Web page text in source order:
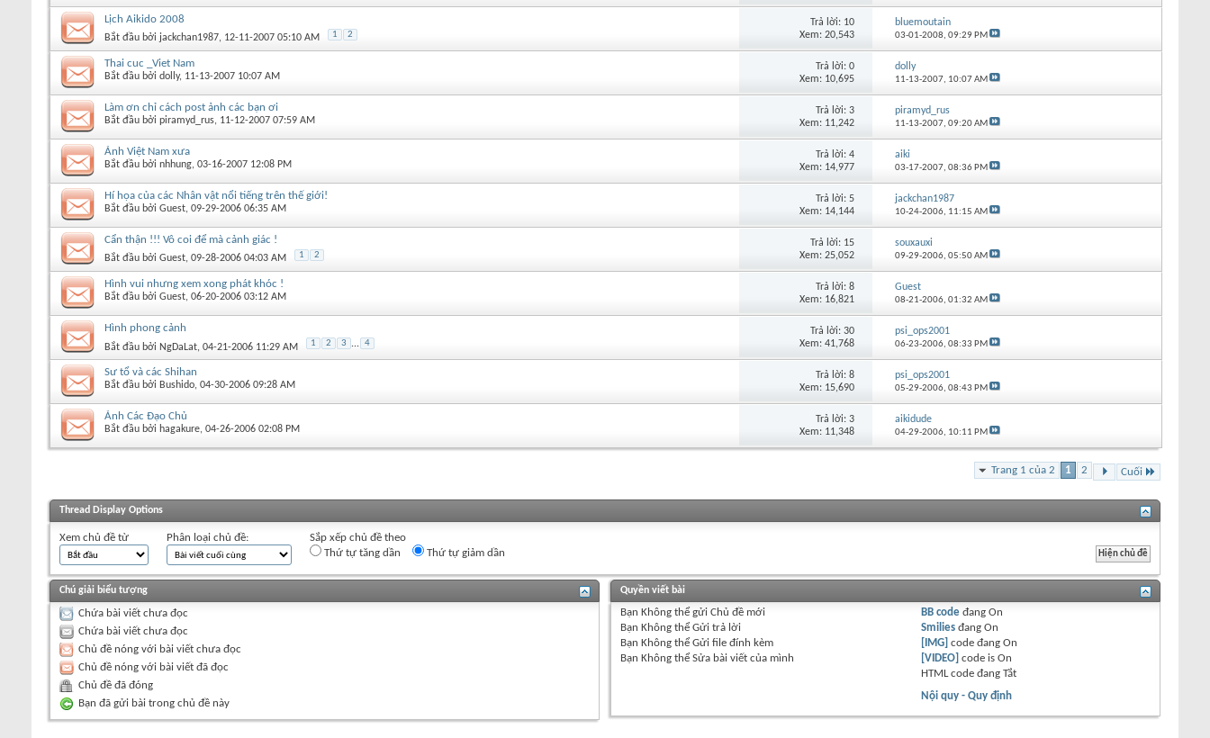
Lịch Aikido 2008
Bắt đầu bởi jackchan1987‎, 12-11-2007 05:10 AM 1 2
Trả lời: 10
Xem: 20,543
bluemoutain
03-01-2008, 09:29 PM
Thai cuc _Viet Nam
Bắt đầu bởi dolly‎, 11-13-2007 10:07 AM
Trả lời:0
Xem: 10,695
dolly
11-13-2007, 10:07 AM
Làm ơn chỉ cách post ảnh các bạn ơi
Bắt đầu bởi piramyd_rus‎, 11-12-2007 07:59 AM
Trả lời:3
Xem: 11,242
piramyd_rus
11-13-2007, 09:20 AM
Ảnh Việt Nam xưa
Bắt đầu bởi nhhung‎, 03-16-2007 12:08 PM
Trả lời:4
Xem: 14,977
aiki
03-17-2007, 08:36 PM
Hí họa của các Nhân vật nổi tiếng trên thế giới!
Bắt đầu bởi Guest‎, 09-29-2006 06:35 AM
Trả lời:5
Xem: 14,144
jackchan1987
10-24-2006, 11:15 AM
Cẩn thận !!! Vô coi để mà cảnh giác !
Bắt đầu bởi Guest‎, 09-28-2006 04:03 AM 1 2
Trả lời: 15
Xem: 25,052
souxauxi
09-29-2006, 05:50 AM
Hình vui nhưng xem xong phát khóc !
Bắt đầu bởi Guest‎, 06-20-2006 03:12 AM
Trả lời:8
Xem: 16,821
Guest
08-21-2006, 01:32 AM
Hình phong cảnh
Bắt đầu bởi NgDaLat‎, 04-21-2006 11:29 AM 1 2 3 ... 4
Trả lời:30
Xem: 41,768
psi_ops2001
06-23-2006, 08:33 PM
Sư tổ và các Shihan
Bắt đầu bởi Bushido‎, 04-30-2006 09:28 AM
Trả lời:8
Xem: 15,690
psi_ops2001
05-29-2006, 08:43 PM
Ảnh Các Đạo Chủ
Bắt đầu bởi hagakure‎, 04-26-2006 02:08 PM
Trả lời:3
Xem: 11,348
aikidude
04-29-2006, 10:11 PM
Trang 1 của 2 1 2 Cuối
Thread Display Options
Xem chủ đề từ Phân loại chủ đề:
Sắp xếp chủ đề theo
Thứ tự tăng dần
Thứ tự giảm dần
Chú giải biểu tượng
Chứa bài viết chưa đọc
Chứa bài viết chưa đọc
Chủ đề nóng với bài viết chưa đọc
Chủ đề nóng với bài viết đã đọc
Chủ đề đã đóng
Bạn đã gửi bài trong chủ đề này
Quyền viết bài
BạnKhông thể gửi Chủ đề mới
BạnKhông thể Gửi trả lời
BạnKhông thể Gửi file đính kèm
BạnKhông thể Sửa bài viết của mình
BB code đangOn
Smilies đangOn
[IMG] code đangOn
[VIDEO] code isOn
HTML code đangTắt
Nội quy - Quy định